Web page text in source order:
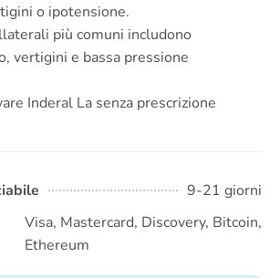
o ipotensione.
più comuni includono
vertigini e bassa pressione
Inderal La senza prescrizione
9-21 giorni
Visa, Mastercard, Discovery, Bitcoin,
Ethereum